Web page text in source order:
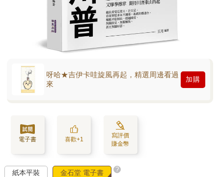
呀哈★吉伊卡哇旋風再起，精選周邊看過
來
加購
電子書 喜歡+1
寫評價
賺金幣
紙本平裝 金石堂 電子書 ?